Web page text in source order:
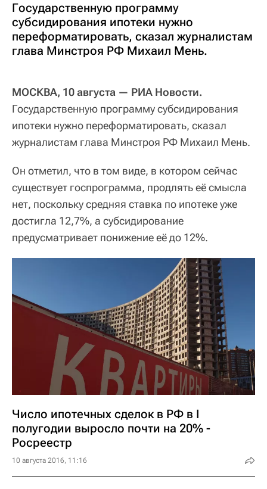
Государственную программу
субсидирования ипотеки нужно
переформатировать, сказал журналистам
глава Минстроя РФ Михаил Мень.
МОСКВА, 10 августа — РИА Новости.
Государственную программу субсидирования
ипотеки нужно переформатировать, сказал
журналистам глава Минстроя РФ Михаил Мень.
Он отметил, что в том виде, в котором сейчас
существует госпрограмма, продлять её смысла
нет, поскольку средняя ставка по ипотеке уже
достигла 12,7%, а субсидирование
предусматривает понижение её до 12%.
Число ипотечных сделок в РФ в I
полугодии выросло почти на 20% -
Росреестр
10 августа 2016, 11:16